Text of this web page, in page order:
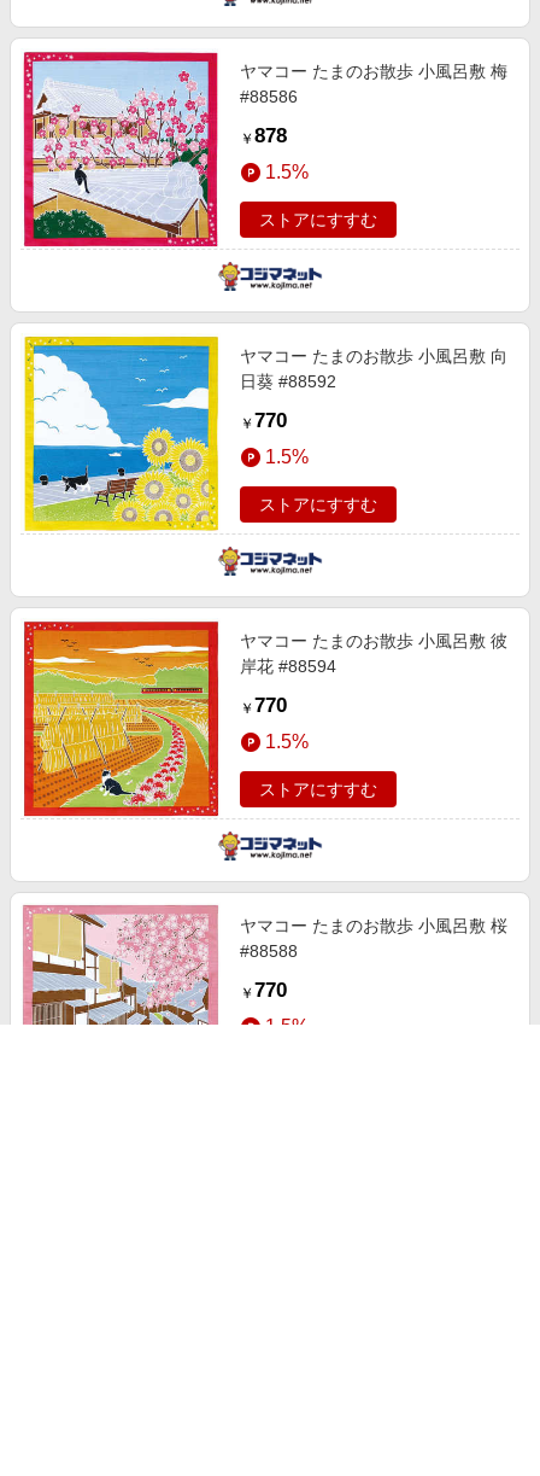
ヤマコー たまのお散歩 小風呂敷 梅
#88586
￥ 878
1.5%
ストアにすすむ
ヤマコー たまのお散歩 小風呂敷 向
日葵 #88592
￥ 770
1.5%
ストアにすすむ
ヤマコー たまのお散歩 小風呂敷 彼
岸花 #88594
￥ 770
1.5%
ストアにすすむ
ヤマコー たまのお散歩 小風呂敷 桜
#88588
￥ 770
1.5%